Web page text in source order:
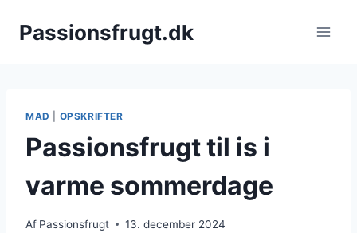
Passionsfrugt.dk
MAD OPSKRIFTER
Passionsfrugt til is i
varme sommerdage
Af Passionsfrugt 13. december 2024